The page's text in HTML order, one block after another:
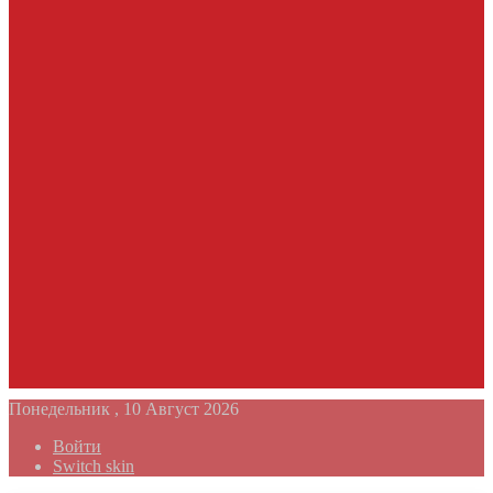
Понедельник , 10 Август 2026
Войти
Switch skin